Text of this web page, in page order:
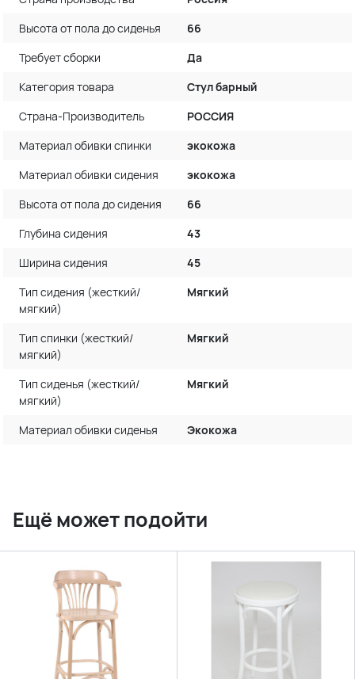
Высота от пола до сиденья
66
Требует сборки
Да
Категория товара
Стул барный
Страна-Производитель
РОССИЯ
Материал обивки спинки
экокожа
Материал обивки сидения
экокожа
Высота от пола до сидения
66
Глубина сидения
43
Ширина сидения
45
Тип сидения (жесткий/
мягкий)
Мягкий
Тип спинки (жесткий/
мягкий)
Мягкий
Тип сиденья (жесткий/
мягкий)
Мягкий
Материал обивки сиденья Экокожа
Ещё может подойти